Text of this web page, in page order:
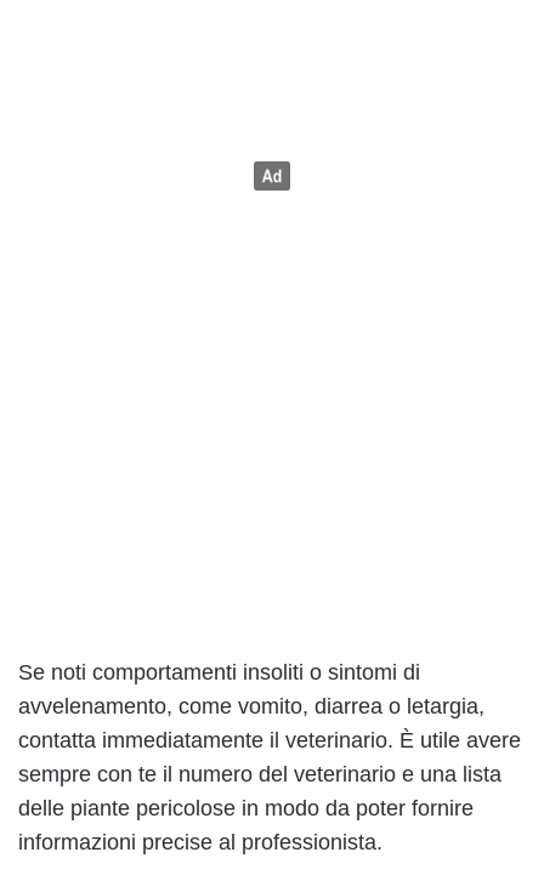
Se noti comportamenti insoliti o sintomi di
avvelenamento, come vomito, diarrea o letargia,
contatta immediatamente il veterinario. È utile avere
sempre con te il numero del veterinario e una lista
delle piante pericolose in modo da poter fornire
informazioni precise al professionista.